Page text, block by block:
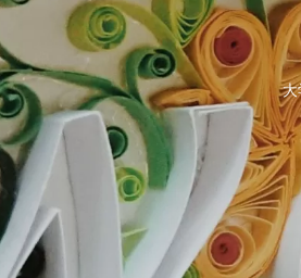
大